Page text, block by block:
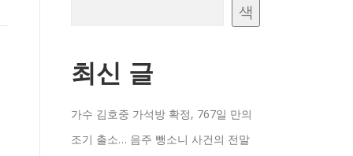
색
최신 글
가수 김호중 가석방 확정, 767일 만의
조기 출소… 음주 뺑소니 사건의 전말